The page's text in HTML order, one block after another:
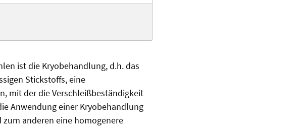
ist die Kryobehandlung, d.h. das
Stickstoffs, eine
mit der die Verschleißbeständigkeit
Anwendung einer Kryobehandlung
anderen eine homogenere